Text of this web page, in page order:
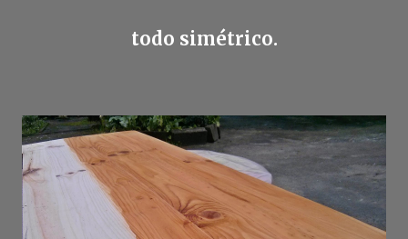
todo simétrico.